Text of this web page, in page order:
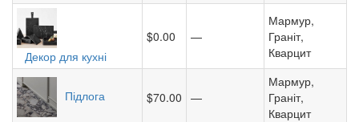
Декор для кухні
$0.00 —
Мармур,
Граніт,
Кварцит
Підлога $70.00 —
Мармур,
Граніт,
Кварцит